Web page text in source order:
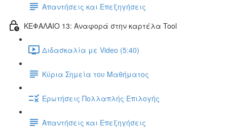
Απαντήσεις και Επεξηγήσεις
ΚΕΦΑΛΑΙΟ 13: Αναφορά στην καρτέλα Tool
Διδασκαλία με Video (5:40)
Κύρια Σημεία του Μαθήματος
Ερωτήσεις Πολλαπλής Επιλογής
Απαντήσεις και Επεξηγήσεις